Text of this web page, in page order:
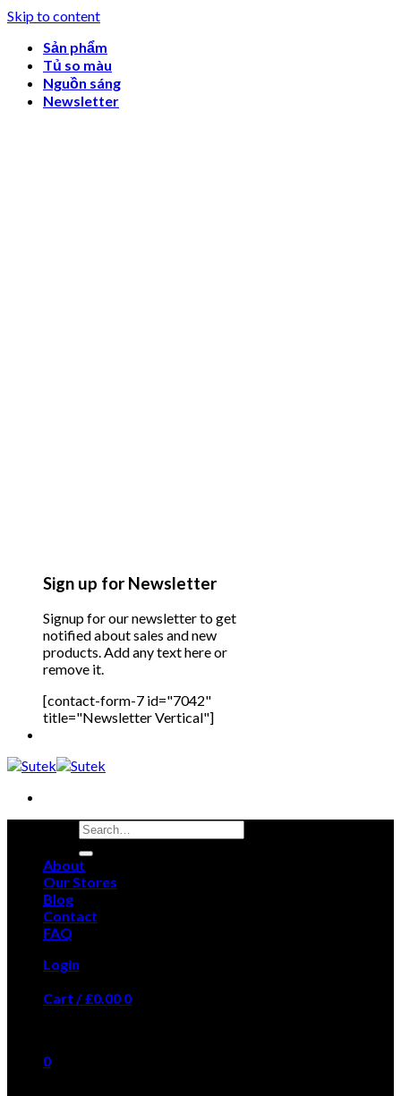
Skip to content
Sản phẩm
Tủ so màu
Nguồn sáng
Newsletter
Sign up for Newsletter
Signup for our newsletter to get
notified about sales and new
products. Add any text here or
remove it.
[contact-form-7 id="7042"
title="Newsletter Vertical"]
About
Our Stores
Blog
Contact
FAQ
Login
Cart /£0.00 0
0